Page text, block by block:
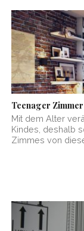
Teenager
Mit dem Alter
Kindes, deshalb
Zimmes von